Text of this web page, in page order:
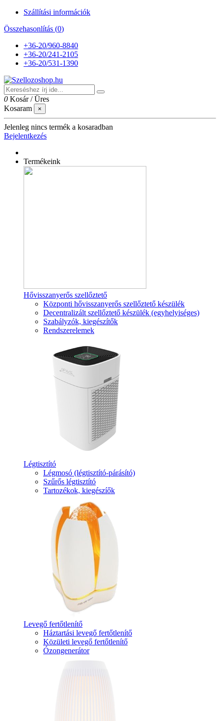
Szállítási információk
Összehasonlítás (0)
+36-20/960-8840
+36-20/241-2105
+36-20/531-1390
0 Kosár /Üres
Kosaram
×
Jelenleg nincs termék a kosaradban
Bejelentkezés
Termékeink
Hővisszanyerős szellőztető
Központi hővisszanyerős szellőztető készülék
Decentralizált szellőztető készülék (egyhelyiséges)
Szabályzók, kiegészítők
Rendszerelemek
Légtisztító
Légmosó (légtisztító-párásító)
Szűrős légtisztító
Tartozékok, kiegészíők
Levegő fertőtlenítő
Háztartási levegő fertőtlenítő
Közületi levegő fertőtlenítő
Ózongenerátor